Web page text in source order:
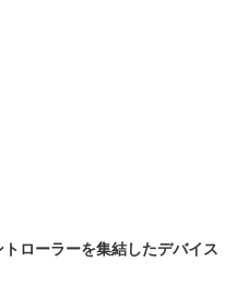
ローラーを集結したデバイス